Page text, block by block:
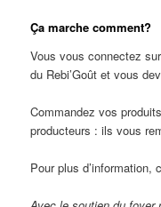
Ça marche comment?
Vous vous connectez
du Rebi’Goût et vous
Commandez vos
producteurs : ils vous
Pour plus d’information,